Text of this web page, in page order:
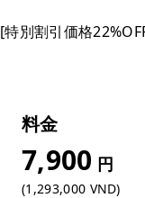
[特別割引価格
料金
7,900 円
(1,293,000 VND)